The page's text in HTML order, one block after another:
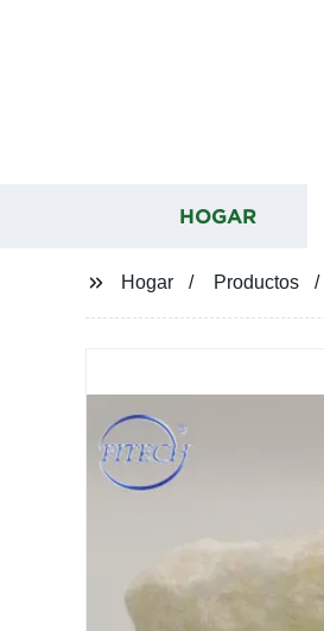
HOGAR
Hogar Productos